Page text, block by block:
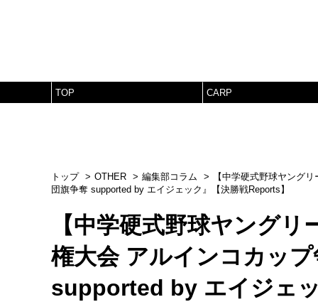
TOP CARP
トップ OTHER 編集部コラム
【中学硬式野球ヤング
団旗争奪 supported by エイジェック』【決勝戦Reports】
【中学硬式野球ヤング
権⼤会 アルインコカッ
supported by エイジェ